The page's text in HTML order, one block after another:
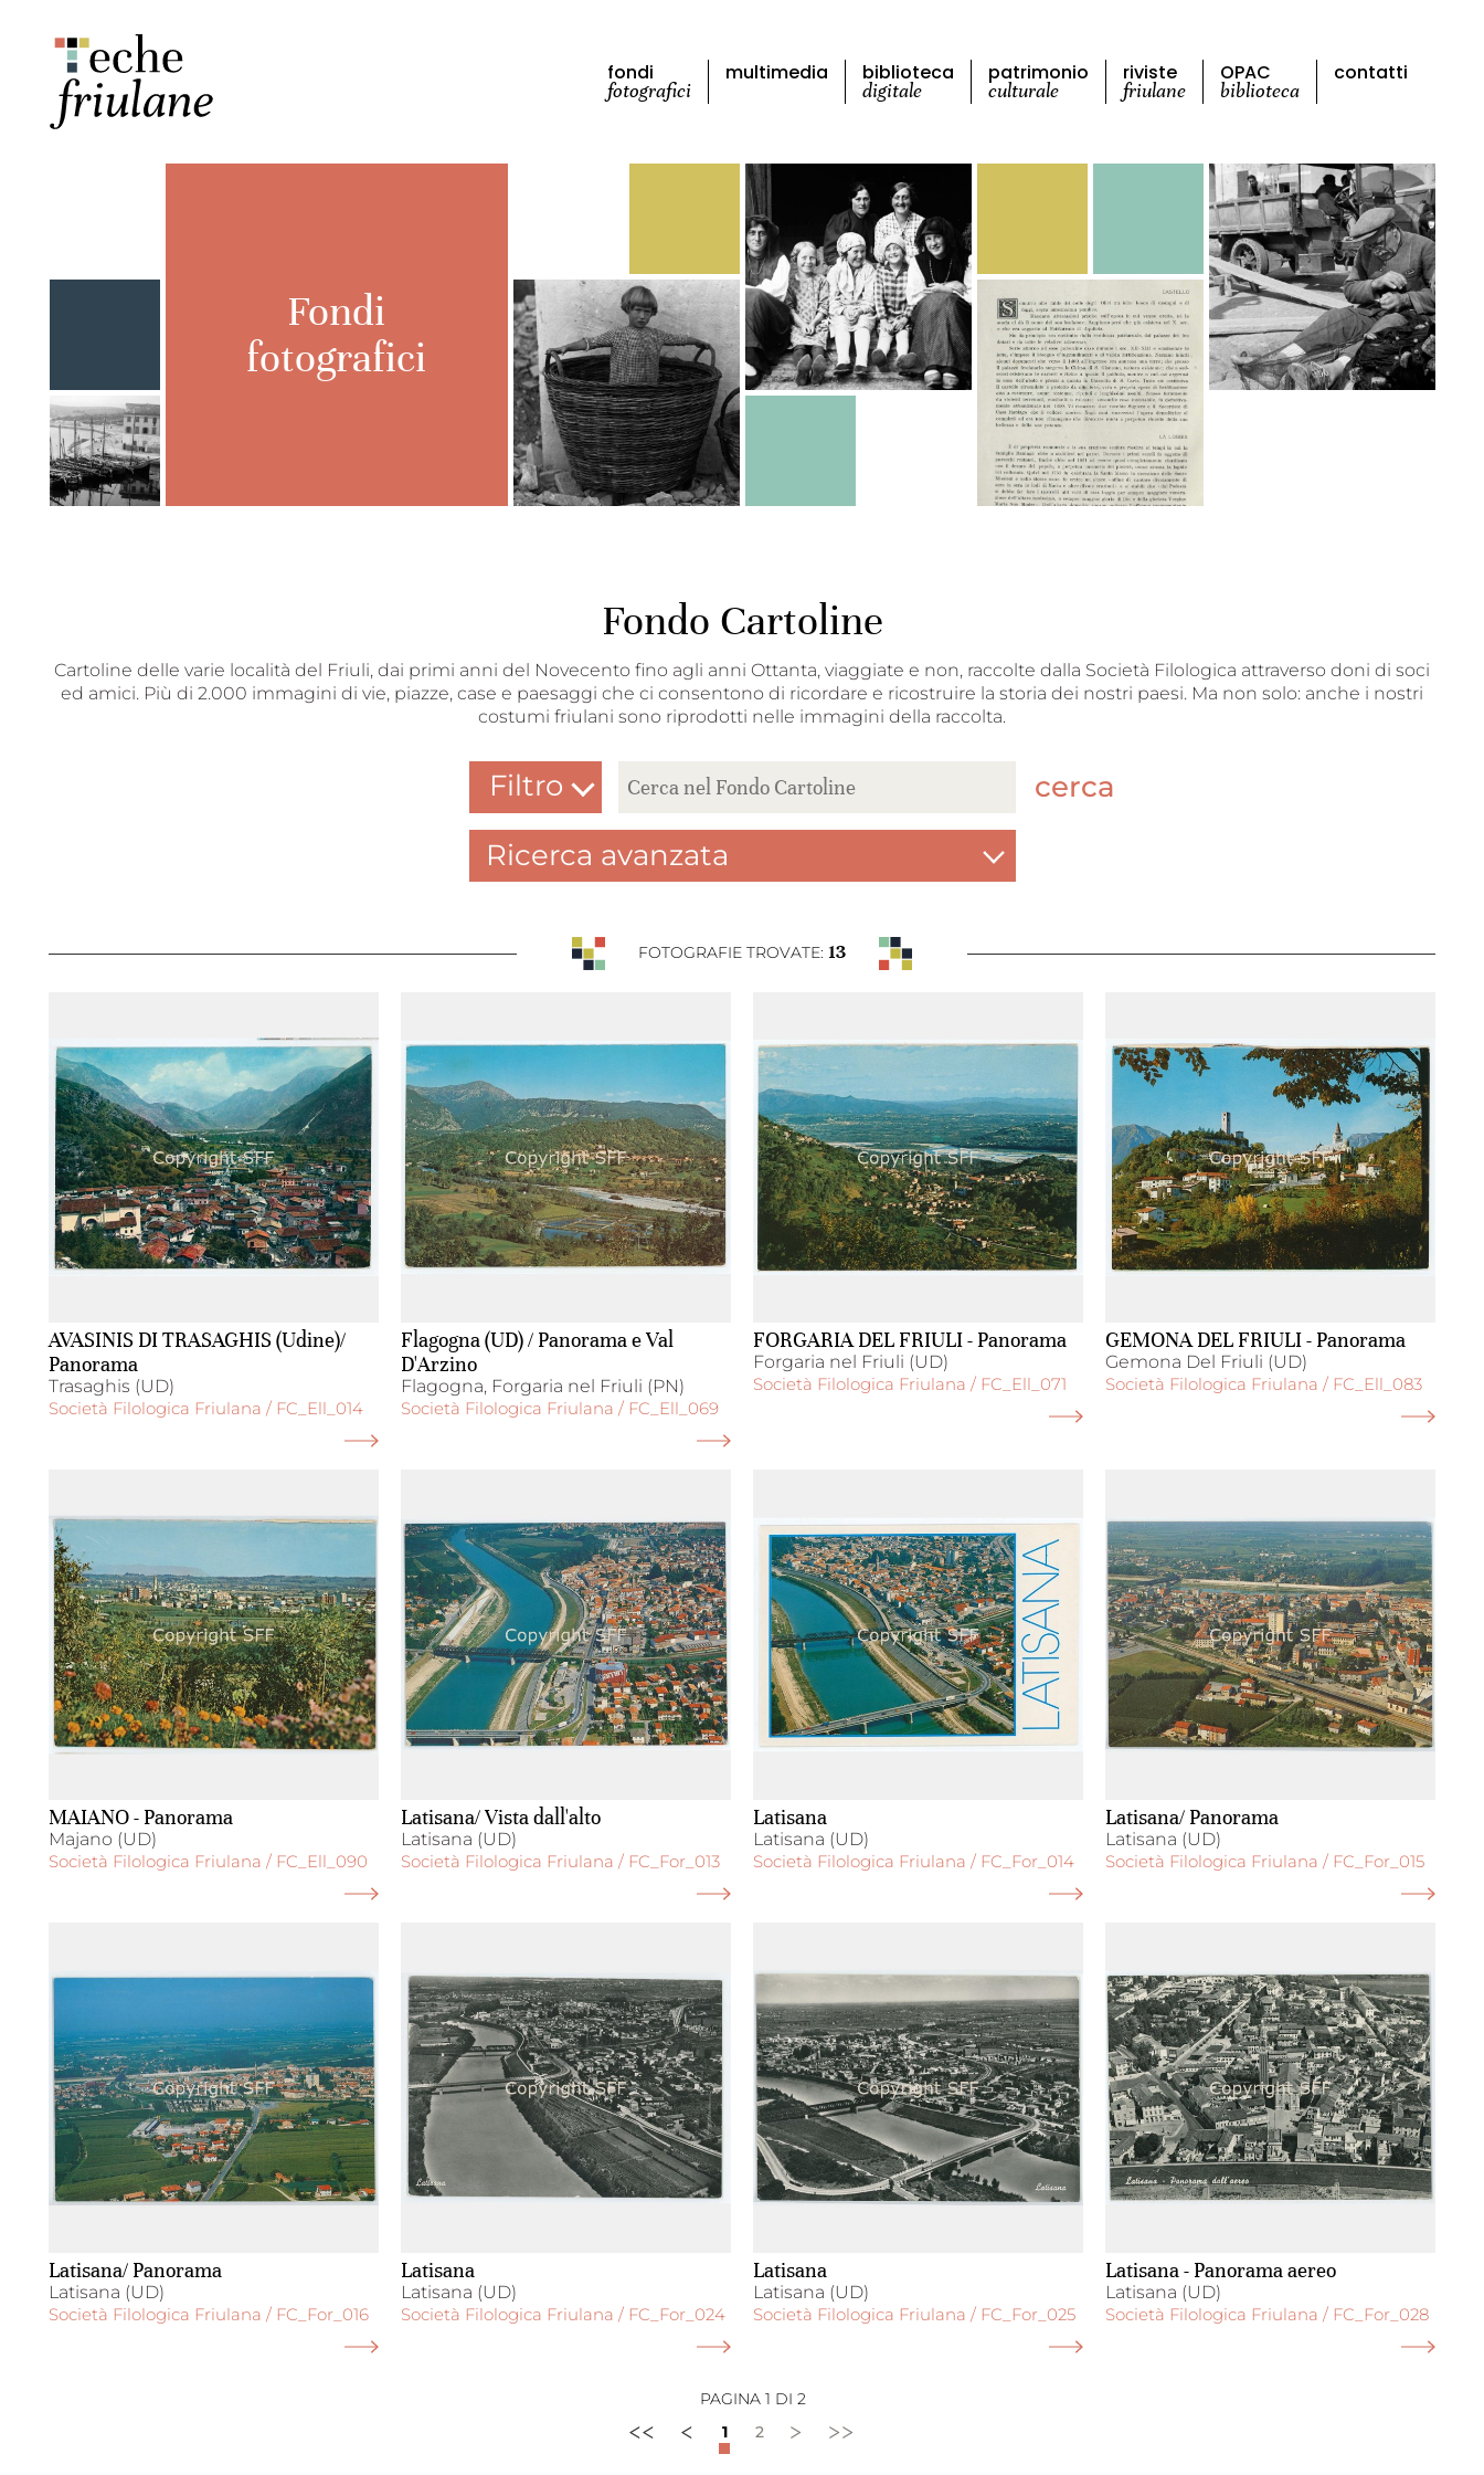
fondi
fotografici
multimedia biblioteca
digitale
patrimonio
culturale
riviste
friulane
OPAC
biblioteca
contatti
Fondi
fotografici
Fondo Cartoline
Cartoline delle varie località del Friuli, dai primi anni del Novecento fino agli anni Ottanta, viaggiate e non, raccolte dalla Società Filologica attraverso doni di soci
ed amici. Più di 2.000 immagini di vie, piazze, case e paesaggi che ci consentono di ricordare e ricostruire la storia dei nostri paesi. Ma non solo: anche i nostri
costumi friulani sono riprodotti nelle immagini della raccolta.
Filtro
cerca
Ricerca avanzata
FOTOGRAFIE TROVATE: 13
AVASINIS DI TRASAGHIS (Udine)/
Panorama
Trasaghis (UD)
Società Filologica Friulana / FC_Ell_014
Flagogna (UD) / Panorama e Val
D'Arzino
Flagogna, Forgaria nel Friuli (PN)
Società Filologica Friulana / FC_Ell_069
FORGARIA DEL FRIULI - Panorama
Forgaria nel Friuli (UD)
Società Filologica Friulana / FC_Ell_071
GEMONA DEL FRIULI - Panorama
Gemona Del Friuli (UD)
Società Filologica Friulana / FC_Ell_083
MAIANO - Panorama
Majano (UD)
Società Filologica Friulana / FC_Ell_090
Latisana/ Vista dall'alto
Latisana (UD)
Società Filologica Friulana / FC_For_013
Latisana
Latisana (UD)
Società Filologica Friulana / FC_For_014
Latisana/ Panorama
Latisana (UD)
Società Filologica Friulana / FC_For_015
Latisana/ Panorama
Latisana (UD)
Società Filologica Friulana / FC_For_016
Latisana
Latisana (UD)
Società Filologica Friulana / FC_For_024
Latisana
Latisana (UD)
Società Filologica Friulana / FC_For_025
Latisana - Panorama aereo
Latisana (UD)
Società Filologica Friulana / FC_For_028
<< < 1 2 > >>
PAGINA 1 DI 2